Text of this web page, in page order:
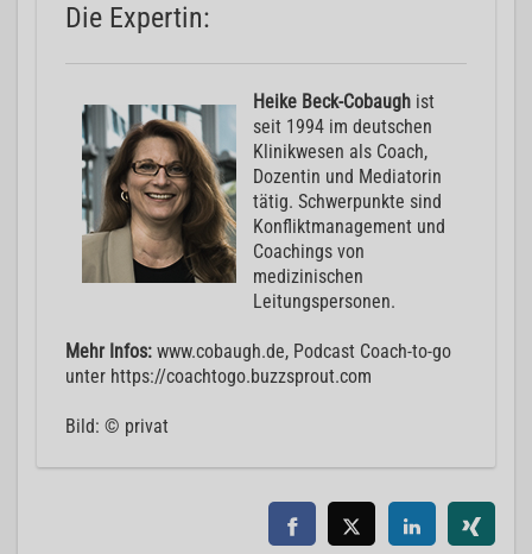
Die Expertin:
Heike Beck-Cobaugh ist
seit 1994 im deutschen
Klinikwesen als Coach,
Dozentin und Mediatorin
tätig. Schwerpunkte sind
Konfliktmanagement und
Coachings von
medizinischen
Leitungspersonen.
Mehr Infos: www.cobaugh.de, Podcast Coach-to-go
unter https://coachtogo.buzzsprout.com
Bild: © privat